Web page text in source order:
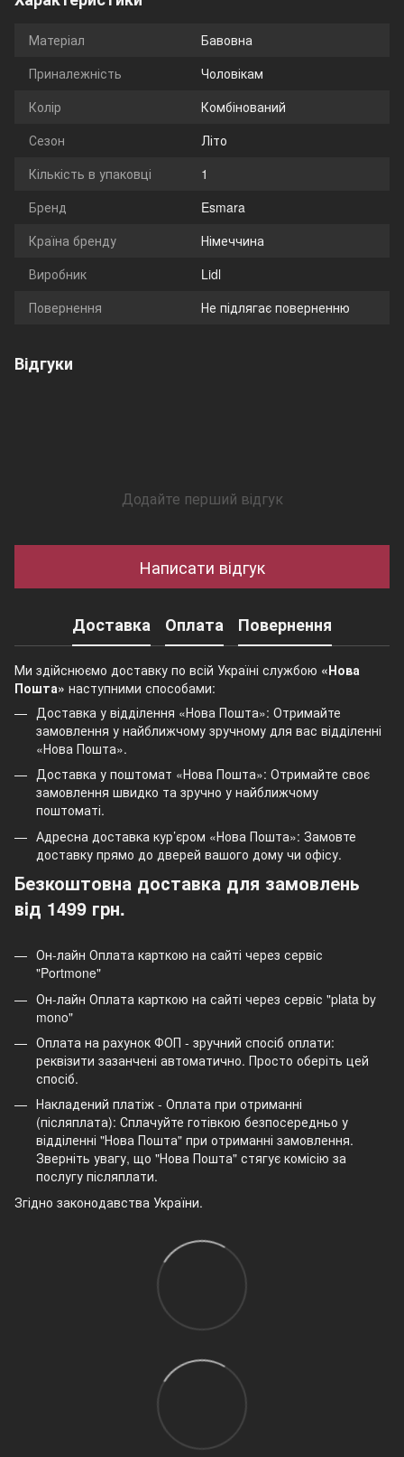
Матеріал
Бавовна
Приналежність
Чоловікам
Колір
Комбінований
Сезон
Літо
Кількість в упаковці
1
Бренд
Esmara
Країна бренду
Німеччина
Виробник
Lidl
Повернення
Не підлягає поверненню
Відгуки
Додайте перший відгук
Написати відгук
Доставка Оплата Повернення
Ми здійснюємо доставку по всій Україні службою «Нова
Пошта» наступними способами:
Доставка у відділення «Нова Пошта»: Отримайте
замовлення у найближчому зручному для вас відділенні
«Нова Пошта».
Доставка у поштомат «Нова Пошта»: Отримайте своє
замовлення швидко та зручно у найближчому
поштоматі.
Адресна доставка кур’єром «Нова Пошта»: Замовте
доставку прямо до дверей вашого дому чи офісу.
Безкоштовна доставка для замовлень
від 1499 грн.
Он-лайн Оплата карткою на сайті через сервіс
"Portmone"
Он-лайн Оплата карткою на сайті через сервіс "plata by
mono"
Оплата на рахунок ФОП - зручний спосіб оплати:
реквізити зазанчені автоматично. Просто оберіть цей
спосіб.
Накладений платіж - Оплата при отриманні
(післяплата): Сплачуйте готівкою безпосередньо у
відділенні "Нова Пошта" при отриманні замовлення.
Зверніть увагу, що "Нова Пошта" стягує комісію за
послугу післяплати.
Згідно законодавства України.